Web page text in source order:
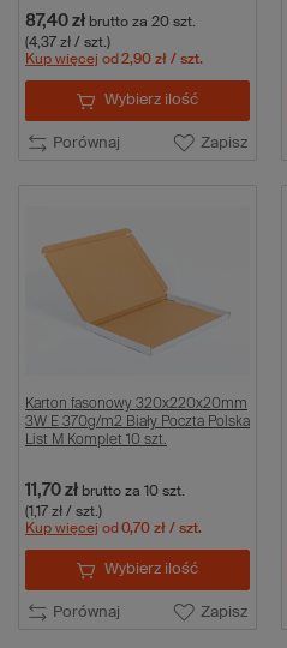
87,40 zł brutto za 20 szt.
(4,37 zł / szt.)
Kup więcej od 2,90 zł / szt.
Porównaj Zapisz
Wybierz ilość
Karton fasonowy 320x220x20mm
3W E 370g/m2 Biały Poczta Polska
List M Komplet 10 szt.
11,70 zł brutto za 10 szt.
(1,17 zł / szt.)
Kup więcej od 0,70 zł / szt.
Porównaj Zapisz
Wybierz ilość